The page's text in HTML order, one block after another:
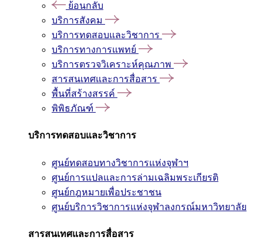
ย้อนกลับ
บริการสังคม
บริการทดสอบและวิชาการ
บริการทางการแพทย์
บริการตรวจวิเคราะห์คุณภาพ
สารสนเทศและการสื่อสาร
พื้นที่สร้างสรรค์
พิพิธภัณฑ์
บริการทดสอบและวิชาการ
ศูนย์ทดสอบทางวิชาการแห่งจุฬาฯ
ศูนย์การแปลและการล่ามเฉลิมพระเกียรติ
ศูนย์กฎหมายเพื่อประชาชน
ศูนย์บริการวิชาการแห่งจุฬาลงกรณ์มหาวิทยาลัย
สารสนเทศและการสื่อสาร